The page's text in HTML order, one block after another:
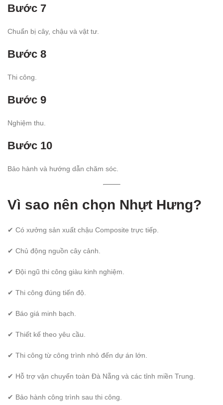
Bước 7
Chuẩn bị cây, chậu và vật tư.
Bước 8
Thi công.
Bước 9
Nghiệm thu.
Bước 10
Bảo hành và hướng dẫn chăm sóc.
Vì sao nên chọn Nhựt Hưng?
✔ Có xưởng sản xuất chậu Composite trực tiếp.
✔ Chủ động nguồn cây cảnh.
✔ Đội ngũ thi công giàu kinh nghiệm.
✔ Thi công đúng tiến độ.
✔ Báo giá minh bạch.
✔ Thiết kế theo yêu cầu.
✔ Thi công từ công trình nhỏ đến dự án lớn.
✔ Hỗ trợ vận chuyển toàn Đà Nẵng và các tỉnh miền Trung.
✔ Bảo hành công trình sau thi công.